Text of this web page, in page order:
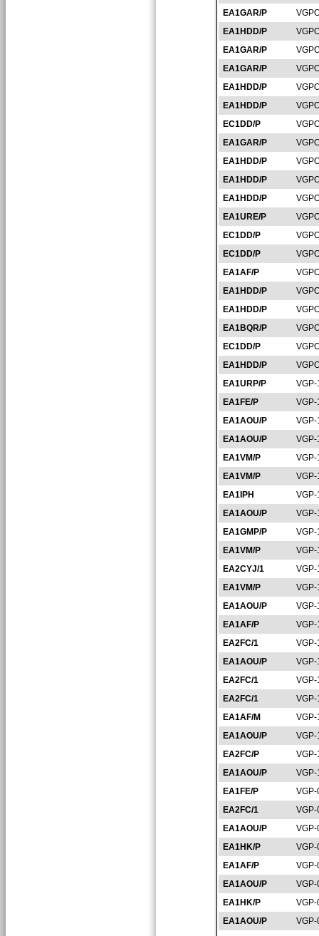
EA1GAR/P
EA1HDD/P
EA1GAR/P
EA1GAR/P
EA1HDD/P
EA1HDD/P
EC1DD/P
EA1GAR/P
EA1HDD/P
EA1HDD/P
EA1HDD/P
EA1URE/P
EC1DD/P
EC1DD/P
EA1AF/P
EA1HDD/P
EA1HDD/P
EA1BQR/P
EC1DD/P
EA1HDD/P
EA1URP/P
EA1FE/P
EA1AOU/P
EA1AOU/P
EA1VM/P
EA1VM/P
EA1IPH
EA1AOU/P
EA1GMP/P
EA1VM/P
EA2CYJ/1
EA1VM/P
EA1AOU/P
EA1AF/P
VGP-
EA2FC/1
VGP-
EA1AOU/P
VGP-
EA2FC/1
EA2FC/1
EA1AF/M
EA1AOU/P
EA2FC/P
EA1AOU/P
EA1FE/P
EA2FC/1
EA1AOU/P
EA1HK/P
EA1AF/P
EA1AOU/P
EA1HK/P
EA1AOU/P